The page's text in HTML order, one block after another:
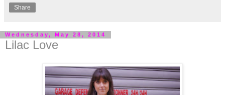
Share
Wednesday, May 28, 2014
Lilac Love